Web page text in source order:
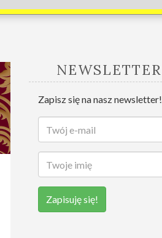
NEWSLETTER
Zapisz się na nasz newsletter!
Zapisuję się!